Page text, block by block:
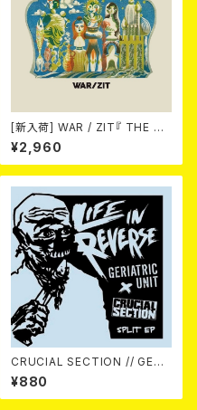
[新入荷] WAR / ZIT『 THE HE
CK( 12") 』
¥2,960
CRUCIAL SECTION // GERI
ATRIC UNIT / Life In Rever
¥880